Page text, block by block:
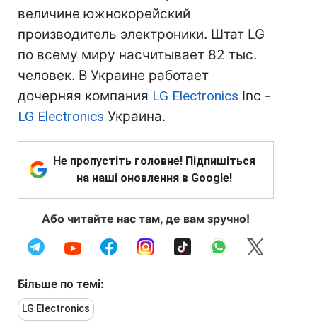
величине южнокорейский
производитель электроники. Штат LG
по всему миру насчитывает 82 тыс.
человек. В Украине работает
дочерняя компания LG Electronics Inc -
LG Electronics Украина.
Не пропустіть головне! Підпишіться
на наші оновлення в Google!
Або читайте нас там, де вам зручно!
Більше по темі:
LG Electronics